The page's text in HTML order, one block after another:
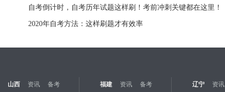
自考倒计时，自考历年试题这样刷！考前冲刺关键都在这里！
2020年自考方法：这样刷题才有效率
山西 资讯 备考 福建 资讯 备考 辽宁 资讯